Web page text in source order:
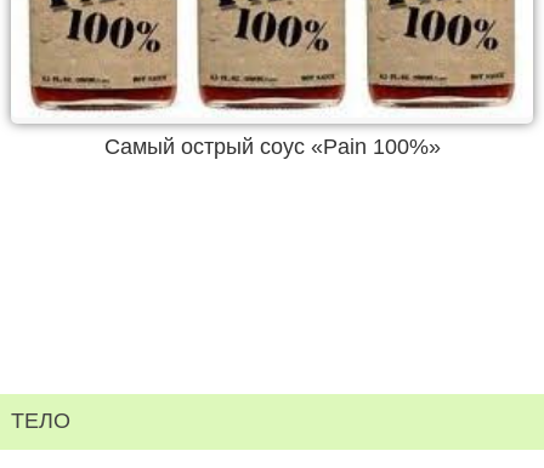
Самый острый соус «Pain 100%»
ТЕЛО